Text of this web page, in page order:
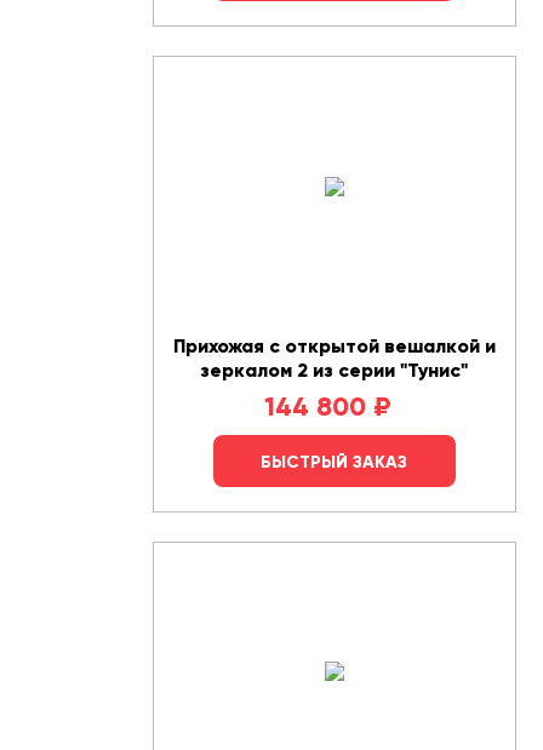
Прихожая с открытой вешалкой и
зеркалом 2 из серии "Тунис"
144 800 ₽
БЫСТРЫЙ ЗАКАЗ